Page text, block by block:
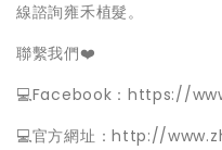
線諮詢雍禾植髮。
聯繫我們❤️
💻Facebook：https://
💻官方網址：http://